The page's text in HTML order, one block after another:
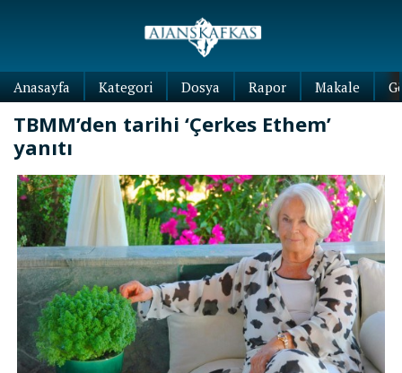
Anasayfa Kategori Dosya Rapor Makale
TBMM’den tarihi ‘Çerkes Ethem’
yanıtı